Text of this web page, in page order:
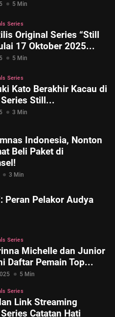
rights reserved.
5 Min
Series
Original Series “Still
17 Oktober 2025...
5 Min
Series
Kato Berakhir Kacau di
Still...
3 Min
Indonesia, Nonton
Beli Paket di
3 Min
Peran Pelakor Audya
Series
Michelle dan Junior
Daftar Pemain Top...
5 Min
Series
Link Streaming
Catatan Hati